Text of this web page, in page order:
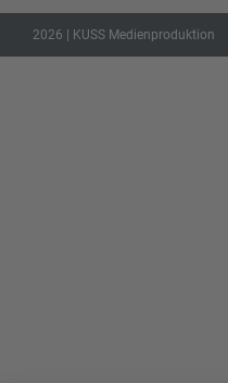
2026 | KUSS Medienproduktion